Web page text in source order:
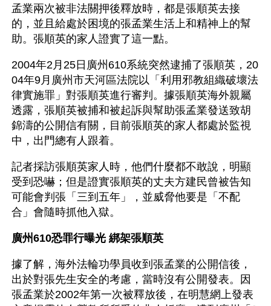
孟業兩次被非法關押後釋放時，都是張順英去接
的，並且給處於困境的張孟業生活上和精神上的幫
助。張順英的家人證實了這一點。
2004年2月25日廣州610系統突然逮捕了張順英，20
04年9月廣州市天河區法院以「利用邪教組織破壞法
律實施罪」對張順英進行審判。據張順英海外親屬
透露，張順英被捕和被起訴與幫助張孟業發送致胡
錦濤的公開信有關，目前張順英的家人都處於監視
中，出門總有人跟着。
記者採訪張順英家人時，他們什麼都不敢說，明顯
受到恐嚇；但是證實張順英的丈夫方建民曾被告知
可能會判張「三到五年」，並威脅他要是「不配
合」會隨時抓他入獄。
廣州610恐罪行曝光 綁架張順英
據了解，海外法輪功學員收到張孟業的公開信後，
出於對張先生安全的考慮，當時沒有公開發表。因
張孟業於2002年第一次被釋放後，在明慧網上發表